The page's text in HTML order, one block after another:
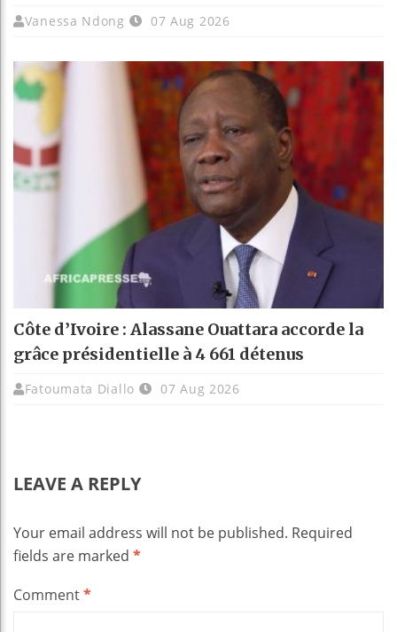
Vanessa Ndong 07 Aug 2026
Côte d’Ivoire : Alassane Ouattara accorde la
grâce présidentielle à 4 661 détenus
Fatoumata Diallo 07 Aug 2026
LEAVE A REPLY
Your email address will not be published. Required
fields are marked *
Comment*